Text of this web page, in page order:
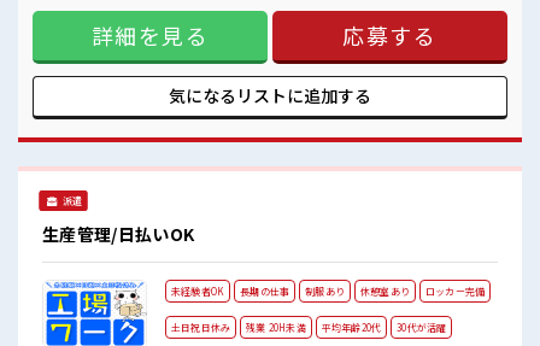
ホドよく残業があるのでホドよく働きたい方にオススメ！
料に残業代を上乗せ≫ 残業は月20時間未満で、 ほどよく稼げ
ます♪ 制服があると毎日の服選びに悩まずOK♪ ≪初めての
仕事だけど自分にもできそう≫ 新しいことにチャレンジする
のは不安だけど、 しっかり働く環境が整っています！ イチか
らスキルUP・ステップUP目指していきましょう！ ≪自分に
合った期間で働ける≫ 福利厚生が整った派遣のお仕事です！
持ち物が多いあなたにもぴったり☆ ロッカー付き職場♪ ホド
よく残業があるのでホドよく働きたい方にオススメ！
詳細を見る 応募する
気になるリストに追加する
派遣
生産管理/日払いOK
未経験者OK 長期の仕事 制服あり 休憩室あり ロッカー完備
土日祝日休み 残業 20H未満 平均年齢20代 30代が活躍